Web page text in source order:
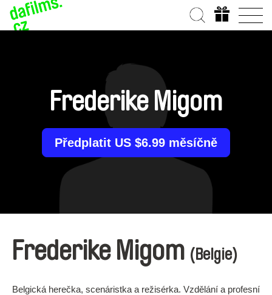
Frederike Migom
Předplatit US $6.99 měsíčně
Frederike Migom (Belgie)
Belgická herečka, scenáristka a režisérka. Vzdělání a profesní